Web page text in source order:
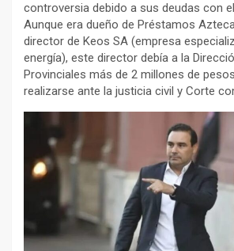
controversia debido a sus deudas con
Aunque era dueño de Préstamos
director de Keos SA (empresa
energía), este director debía a la
Provinciales más de 2 millones de
realizarse ante la justicia civil y Corte